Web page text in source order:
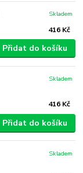
416 Kč
Skladem
Přidat do košíku
416 Kč
Skladem
Přidat do košíku
Skladem